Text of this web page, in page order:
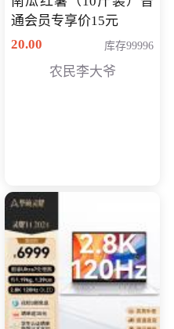
通会员专享价15元
20.00
库存99996
农民李大爷